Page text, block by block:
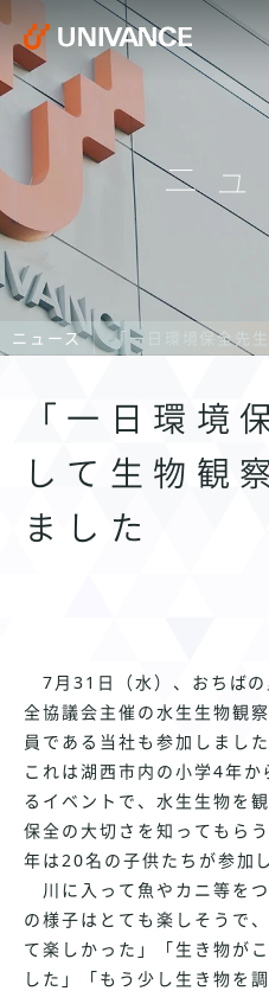
ニュ
ニュース 「一日環境保全先生
「一日環境
して生物観
ました
7月 31 日（水）、おちば
全協議会主催の水生生物観
員である当社も参加しました
これは湖西市内の小学4年
るイベントで、水生生物を
保全の大切さを知ってもら
年は20名の子供たちが参加
川に入って魚やカニ等を
の様子はとても楽しそうで
て楽しかった」「生き物が
した」「もう少し生き物を